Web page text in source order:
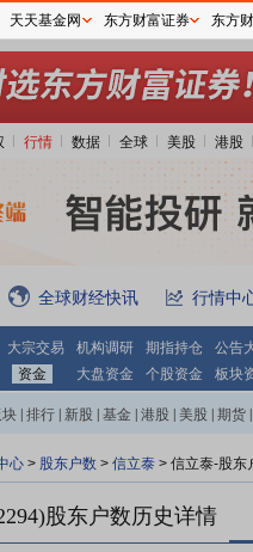
行情 数据 全球 美股 港股
全球财经快讯 行情中
大宗交易 机构调研 期指持仓
公告
资金 大盘资金 个股资金 板块
排行 新股 基金 港股 美股 期货
心 > 股东户数 > 信立泰 > 信立泰-股东
股东户数历史详情
天天基金网 东方财富证券 东方